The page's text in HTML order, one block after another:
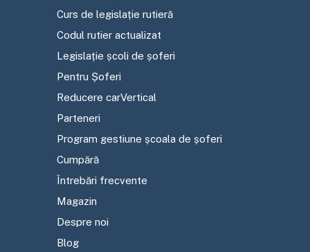
Curs de legislație rutieră
Codul rutier actualizat
Legislație școli de șoferi
Pentru Șoferi
Reducere carVertical
Parteneri
Program gestiune școala de șoferi
Cumpără
Întrebări frecvente
Magazin
Despre noi
Blog